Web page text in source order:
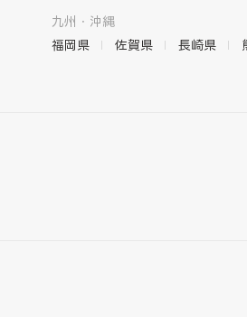
九州・沖縄
福岡県
佐賀県 長崎県